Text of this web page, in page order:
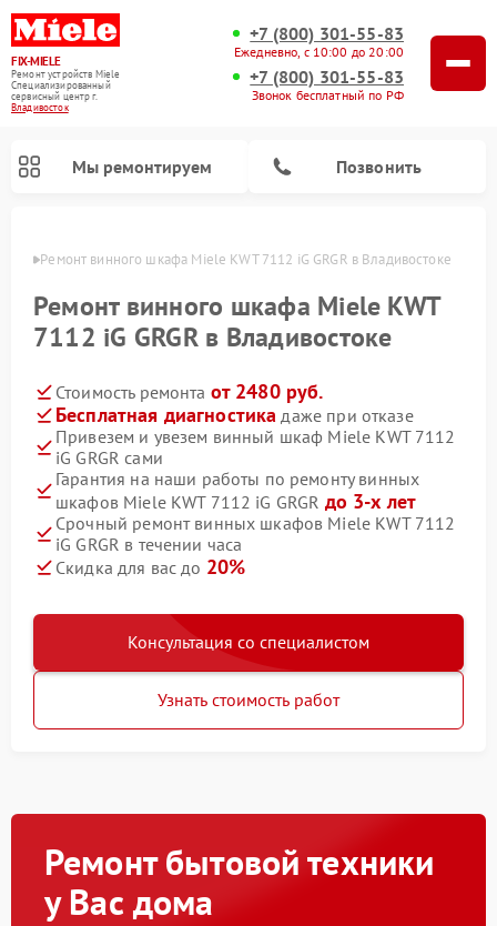
FIX-MIELE
Ремонт устройств Miele
Специализированный
cервисный центр г.
Владивосток
+7 (800) 301-55-83
Ежедневно, с 10:00 до 20:00
+7 (800) 301-55-83
Звонок бесплатный по РФ
Мы ремонтируем Позвонить
Ремонт винного шкафа Miele KWT 7112 iG GRGR в Владивостоке
Ремонт винного шкафа Miele KWT
7112 iG GRGR в Владивостоке
Стоимость ремонта от 2480 руб.
Бесплатная диагностика даже при отказе
Привезем и увезем винный шкаф Miele KWT 7112
iG GRGR сами
Гарантия на наши работы по ремонту винных
шкафов Miele KWT 7112 iG GRGR до 3-х лет
Срочный ремонт винных шкафов Miele KWT 7112
iG GRGR в течении часа
Скидка для вас до 20%
Консультация со специалистом
Узнать стоимость работ
Ремонт бытовой техники
у Вас дома